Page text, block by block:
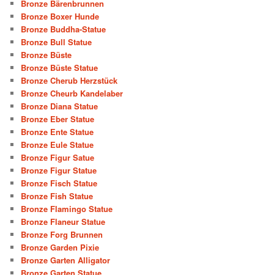
Bronze Bärenbrunnen
Bronze Boxer Hunde
Bronze Buddha-Statue
Bronze Bull Statue
Bronze Büste
Bronze Büste Statue
Bronze Cherub Herzstück
Bronze Cheurb Kandelaber
Bronze Diana Statue
Bronze Eber Statue
Bronze Ente Statue
Bronze Eule Statue
Bronze Figur Satue
Bronze Figur Statue
Bronze Fisch Statue
Bronze Fish Statue
Bronze Flamingo Statue
Bronze Flaneur Statue
Bronze Forg Brunnen
Bronze Garden Pixie
Bronze Garten Alligator
Bronze Garten Statue